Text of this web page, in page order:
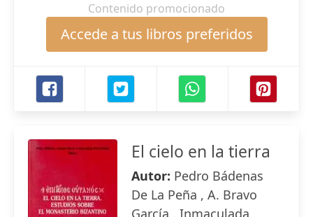
Contenido promocionado
Accede a tus libros preferidos
El cielo en la tierra
Autor: Pedro Bádenas
De La Peña , A. Bravo
García , Inmaculada